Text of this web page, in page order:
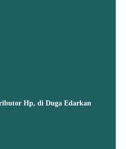
Hp, di Duga Edarkan